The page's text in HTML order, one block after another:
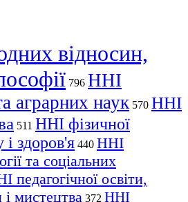
відносин,
796 ННІ
аграрних наук 570 ННІ
511 ННІ фізичної
і здоров'я 440 ННІ
та соціальних
педагогічної освіти,
і мистецтва 372 ННІ